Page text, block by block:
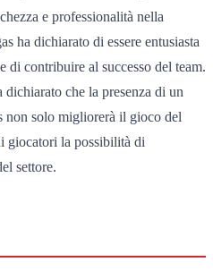
e professionalità nella
ha dichiarato di essere entusiasta
di contribuire al successo del team.
che la presenza di un
non solo migliorerà il gioco del
giocatori la possibilità di
settore.